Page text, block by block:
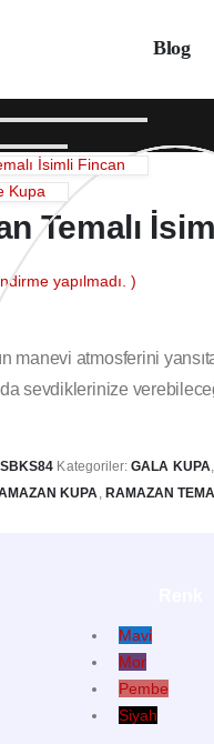
Blog
İsimli Fincan
Kupa
Temalı
yapılmadı. )
manevi atmosferini
sevdiklerinize
Kategoriler:GALA KUPA,
KUPA, RAMAZAN
Mavi
Mor
Pembe
Siyah